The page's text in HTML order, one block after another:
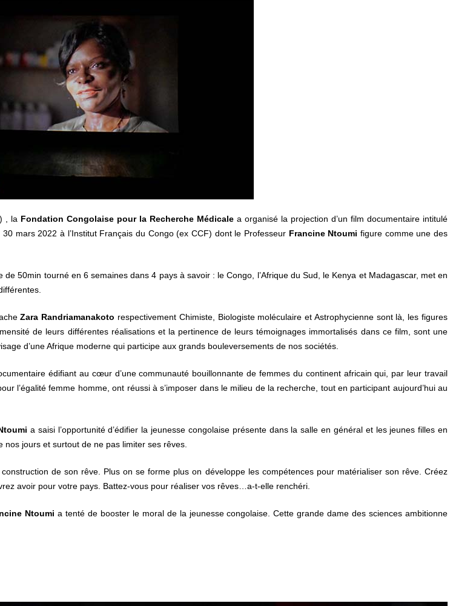
, la Fondation Congolaise pour la Recherche Médicale a organisé la projection d’un film documentaire intitulé
30 mars 2022 à l’Institut Français du Congo (ex CCF) dont le Professeur Francine Ntoumi figure comme une des
de 50min tourné en 6 semaines dans 4 pays à savoir : le Congo, l’Afrique du Sud, le Kenya et Madagascar, met en
Zara Randriamanakoto respectivement Chimiste, Biologiste moléculaire et Astrophycienne sont là, les figures
de leurs différentes réalisations et la pertinence de leurs témoignages immortalisés dans ce film, sont une
d’une Afrique moderne qui participe aux grands bouleversements de nos sociétés.
édifiant au cœur d’une communauté bouillonnante de femmes du continent africain qui, par leur travail
l’égalité femme homme, ont réussi à s’imposer dans le milieu de la recherche, tout en participant aujourd’hui au
a saisi l’opportunité d’édifier la jeunesse congolaise présente dans la salle en général et les jeunes filles en
nos jours et surtout de ne pas limiter ses rêves.
de son rêve. Plus on se forme plus on développe les compétences pour matérialiser son rêve. Créez
avoir pour votre pays. Battez-vous pour réaliser vos rêves…a-t-elle renchéri.
Ntoumi a tenté de booster le moral de la jeunesse congolaise. Cette grande dame des sciences ambitionne